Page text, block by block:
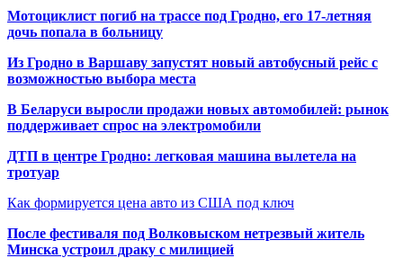
Мотоциклист погиб на трассе под Гродно, его 17-летняя
дочь попала в больницу
Из Гродно в Варшаву запустят новый автобусный рейс с
возможностью выбора места
В Беларуси выросли продажи новых автомобилей: рынок
поддерживает спрос на электромобили
ДТП в центре Гродно: легковая машина вылетела на
тротуар
Как формируется цена авто из США под ключ
После фестиваля под Волковыском нетрезвый житель
Минска устроил драку с милицией